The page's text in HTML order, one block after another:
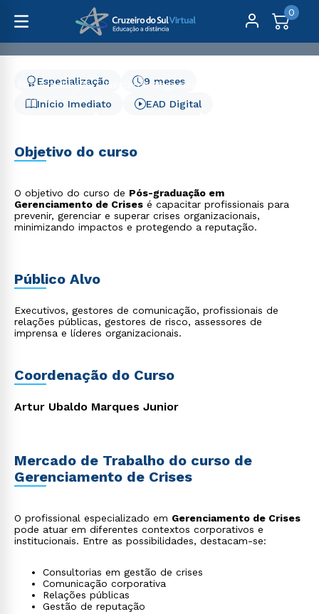
0
Pós-Graduação
Gestão e Negócios
Gerenciamento de Crises
Início Imediato
9 meses
Especialização
EAD Digital
Objetivo do curso
O objetivo do curso de Pós-graduação em
Gerenciamento de Crises é capacitar profissionais para
prevenir, gerenciar e superar crises organizacionais,
minimizando impactos e protegendo a reputação.
Público Alvo
Executivos, gestores de comunicação, profissionais de
relações públicas, gestores de risco, assessores de
imprensa e líderes organizacionais.
Coordenação do Curso
Artur Ubaldo Marques Junior
Mercado de Trabalho do curso de
Gerenciamento de Crises
O profissional especializado em Gerenciamento de Crises
pode atuar em diferentes contextos corporativos e
institucionais. Entre as possibilidades, destacam-se:
Consultorias em gestão de crises
Comunicação corporativa
Relações públicas
Gestão de reputação